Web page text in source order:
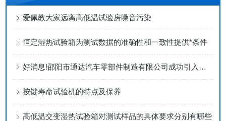
爱佩教大家远离高低温试验房噪音污染
恒定湿热试验箱为测试数据的准确性和一致性提供*条件
好消息!邵阳市通达汽车零部件制造有限公司成功引入爱佩大型恒温恒湿试验室
按键寿命试验机的特点及保养
高低温交变湿热试验箱对测试样品的具体要求分别有哪些